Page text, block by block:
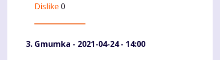
Dislike 0
Gmumka - 2021-04-24 - 14:00